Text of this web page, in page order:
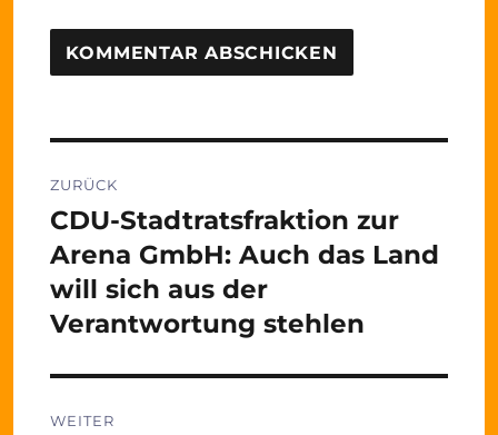
ZURÜCK
Vorheriger
Beitrag:
CDU-Stadtratsfraktion zur
Arena GmbH: Auch das Land
will sich aus der
Verantwortung stehlen
WEITER